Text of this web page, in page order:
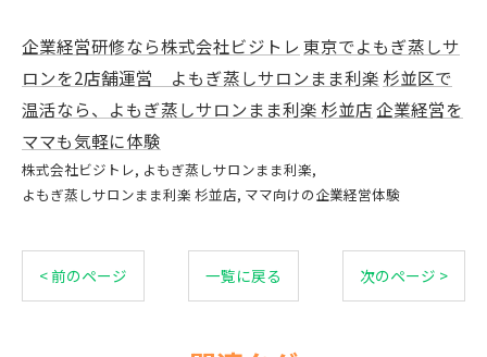
企業経営研修なら株式会社ビジトレ 東京でよもぎ蒸しサ
ロンを2店舗運営 よもぎ蒸しサロンまま利楽 杉並区で
温活なら、よもぎ蒸しサロンまま利楽 杉並店企業経営を
ママも気軽に体験
株式会社ビジトレ よもぎ蒸しサロンまま利楽
よもぎ蒸しサロンまま利楽 杉並店 ママ向けの企業経営体験
< 前のページ 一覧に戻る 次のページ >